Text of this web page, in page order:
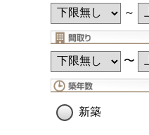
～
〜
新築